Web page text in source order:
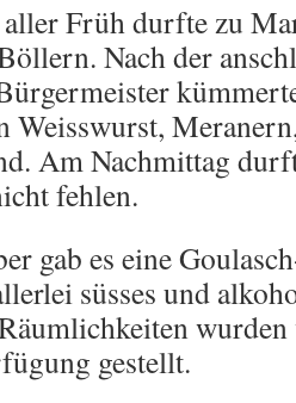
Früh durfte zu
Nach der
Weisswurst,
Am Nachmittag
fehlen.
gab es eine
süsses und
gestellt.